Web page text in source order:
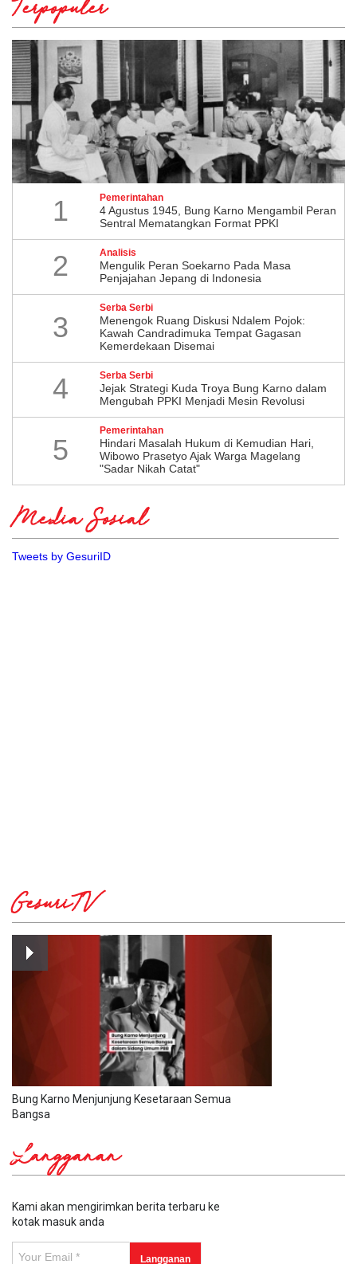
Terpopuler
1 Pemerintahan
4 Agustus 1945, Bung Karno Mengambil Peran
Sentral Mematangkan Format PPKI
2 Analisis
Mengulik Peran Soekarno Pada Masa
Penjajahan Jepang di Indonesia
3
Serba Serbi
Menengok Ruang Diskusi Ndalem Pojok:
Kawah Candradimuka Tempat Gagasan
Kemerdekaan Disemai
4 Serba Serbi
Jejak Strategi Kuda Troya Bung Karno dalam
Mengubah PPKI Menjadi Mesin Revolusi
5
Pemerintahan
Hindari Masalah Hukum di Kemudian Hari,
Wibowo Prasetyo Ajak Warga Magelang
"Sadar Nikah Catat"
Media Sosial
Tweets by GesuriID
GesuriTV
Bung Karno Menjunjung Kesetaraan Semua
Bangsa
Langganan
Kami akan mengirimkan berita terbaru ke
kotak masuk anda